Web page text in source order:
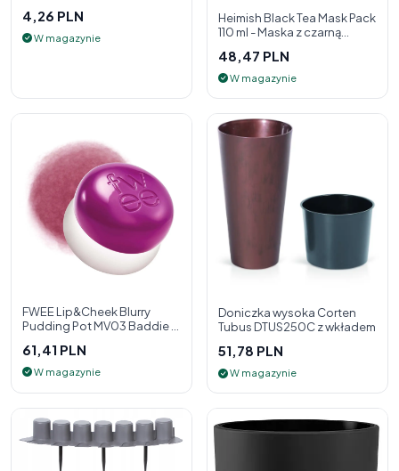
4,26 PLN
W magazynie
Heimish Black Tea Mask Pack
110 ml - Maska z czarną
48,47 PLN
W magazynie
FWEE Lip&Cheek Blurry
Pudding Pot MV03 Baddie 5
policzk
61,41 PLN
W magazynie
Doniczka wysoka Corten
Tubus DTUS250C z wkładem
51,78 PLN
W magazynie